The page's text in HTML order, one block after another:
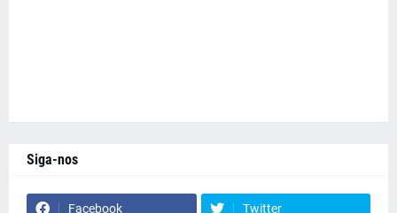
Siga-nos
Facebook Twitter